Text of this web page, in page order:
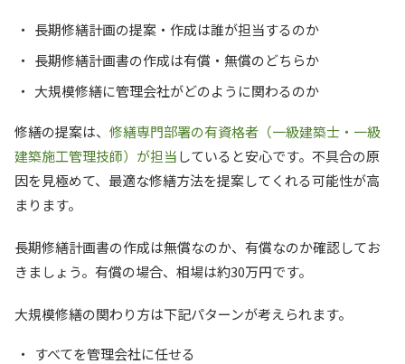
長期修繕計画の提案・作成は誰が担当するのか
長期修繕計画書の作成は有償・無償のどちらか
大規模修繕に管理会社がどのように関わるのか
修繕の提案は、 修繕専門部署の有資格者（一級建築士・一級
建築施工管理技師）が担当していると安心です。不具合の原
因を見極めて、最適な修繕方法を提案してくれる可能性が高
まります。
長期修繕計画書の作成は無償なのか、有償なのか確認してお
きましょう。有償の場合、相場は約30万円です。
大規模修繕の関わり方は下記パターンが考えられます。
すべてを管理会社に任せる